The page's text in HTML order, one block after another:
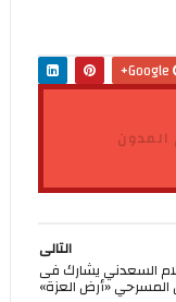
التالى
السعدني يشارك فى
المسرحي «أرض العزة»